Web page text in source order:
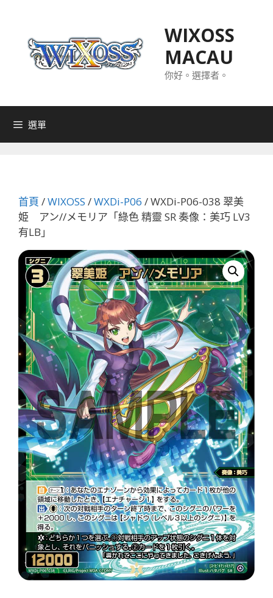
WIXOSS
MACAU
你好。選擇者。
選單
首頁 /WIXOSS /WXDi-P06 / WXDi-P06-038 翠美
姫 アン//メモリア「綠色 精靈 SR 奏像：美巧 LV3
有LB」